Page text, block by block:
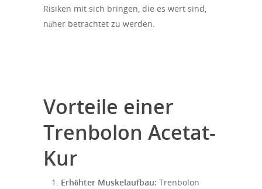
Risiken mit sich bringen, die es wert sind,
näher betrachtet zu werden.
Vorteile einer
Trenbolon Acetat-
Kur
Erhöhter Muskelaufbau: Trenbolon